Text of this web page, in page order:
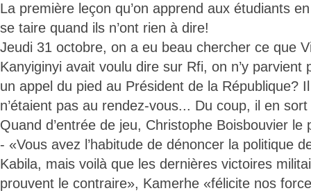
La première leçon qu’on apprend aux étudiants
se taire quand ils n’ont rien à dire!
Jeudi 31 octobre, on a eu beau chercher ce que
Kanyiginyi avait voulu dire sur Rfi, on n’y parvient
un appel du pied au Président de la République?
n’étaient pas au rendez-vous... Du coup, il en
Quand d’entrée de jeu, Christophe Boisbouvier le
- «Vous avez l’habitude de dénoncer la politique
Kabila, mais voilà que les dernières victoires
prouvent le contraire», Kamerhe «félicite nos